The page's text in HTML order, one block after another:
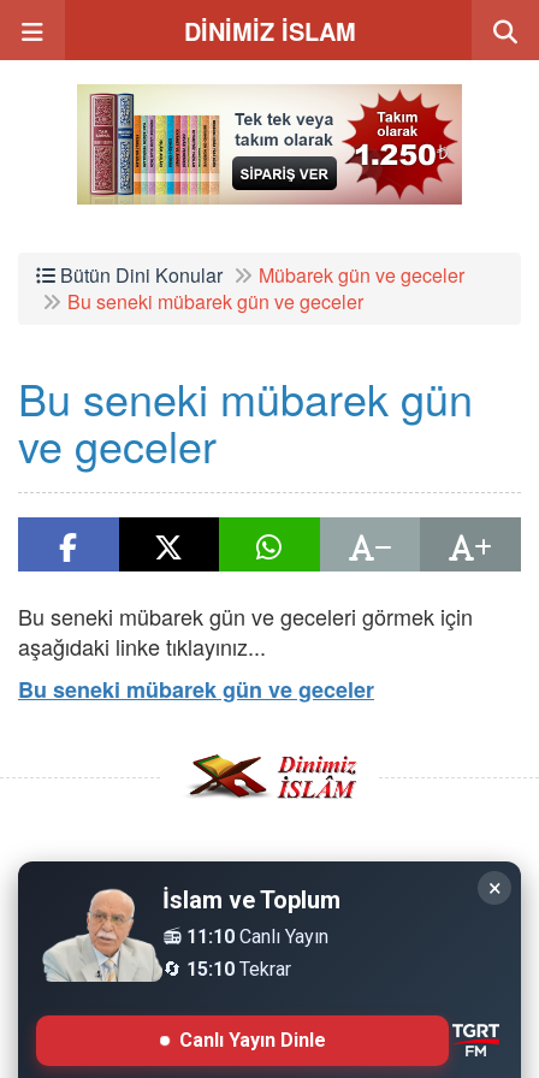
DİNİMİZ İSLAM
Bütün Dini Konular
Mübarek gün ve geceler
Bu seneki mübarek gün ve geceler
Bu seneki mübarek gün
ve geceler
Bu seneki mübarek gün ve geceleri görmek için
aşağıdaki linke tıklayınız...
Bu seneki mübarek gün ve geceler
Copyright © 2008 - Dinimiz İslam. Her Hakkı Saklıdır.
Sitemizdeki bilgiler, bütün insanların istifadesi için
hazırlanmıştır. Orijinaline sadık kalmak şartıyla, izin
almaya gerek kalmadan, herkes istediği gibi alıp istifade
edebilir.
×
İslam ve Toplum
📻 11:10 Canlı Yayın
🔄 15:10 Tekrar
Canlı Yayın Dinle